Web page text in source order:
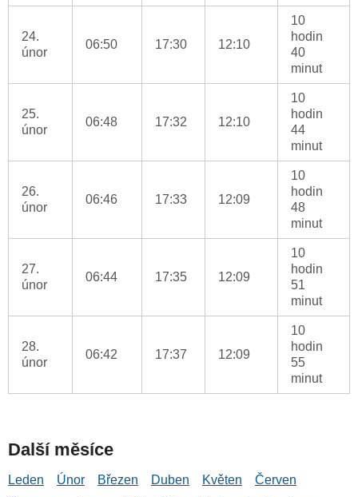
24.
únor
06:50 17:30 12:10
10
hodin
40
minut
25.
únor
06:48 17:32 12:10
10
hodin
44
minut
26.
únor
06:46 17:33 12:09
10
hodin
48
minut
27.
únor
06:44 17:35 12:09
10
hodin
51
minut
28.
únor
06:42 17:37 12:09
10
hodin
55
minut
Další měsíce
Leden Únor Březen Duben Květen
Červen